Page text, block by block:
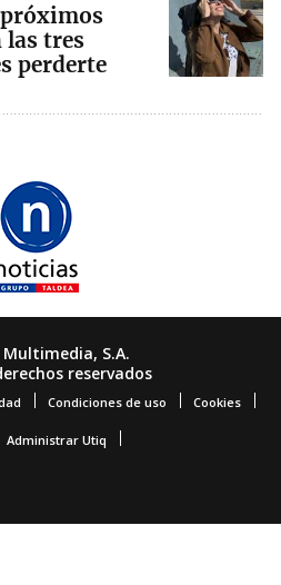
las tres
perderte
S.A.
reservados
Condiciones de uso Cookies
Administrar Utiq